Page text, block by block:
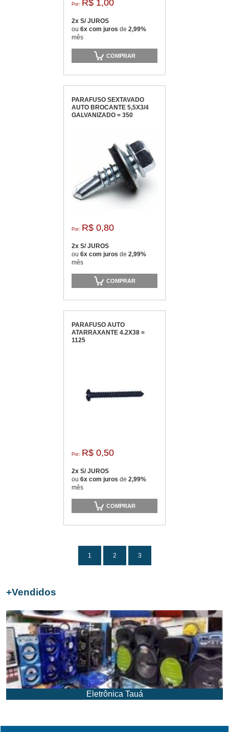
Por: R$ 1,00
2x S/ JUROS
ou 6x com juros de 2,99%
mês
COMPRAR
PARAFUSO SEXTAVADO
AUTO BROCANTE 5,5X3/4
GALVANIZADO = 350
Por: R$ 0,80
2x S/ JUROS
ou 6x com juros de 2,99%
mês
COMPRAR
PARAFUSO AUTO
ATARRAXANTE 4.2X38 =
1125
Por: R$ 0,50
2x S/ JUROS
ou 6x com juros de 2,99%
mês
COMPRAR
1 2 3
+Vendidos
Eletrônica Tauá